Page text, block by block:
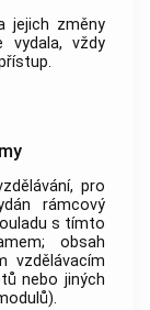
jejich změny
vydala, vždy
pro
rámcový
s tímto
obsah
vzdělávacím
nebo jiných